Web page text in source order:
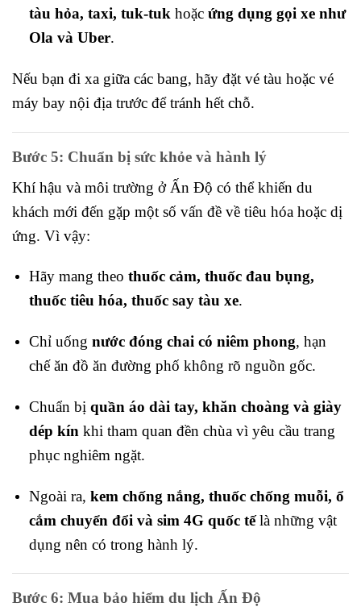
tàu hỏa, taxi, tuk-tuk hoặc ứng dụng gọi xe như
Ola và Uber.
Nếu bạn đi xa giữa các bang, hãy đặt vé tàu hoặc vé
máy bay nội địa trước để tránh hết chỗ.
Bước 5: Chuẩn bị sức khỏe và hành lý
Khí hậu và môi trường ở Ấn Độ có thể khiến du
khách mới đến gặp một số vấn đề về tiêu hóa hoặc dị
ứng. Vì vậy:
Hãy mang theo thuốc cảm, thuốc đau bụng,
thuốc tiêu hóa, thuốc say tàu xe.
Chỉ uống nước đóng chai có niêm phong, hạn
chế ăn đồ ăn đường phố không rõ nguồn gốc.
Chuẩn bị quần áo dài tay, khăn choàng và giày
dép kín khi tham quan đền chùa vì yêu cầu trang
phục nghiêm ngặt.
Ngoài ra, kem chống nắng, thuốc chống muỗi, ổ
cắm chuyển đổi và sim 4G quốc tếlà những vật
dụng nên có trong hành lý.
Bước 6: Mua bảo hiểm du lịch Ấn Độ